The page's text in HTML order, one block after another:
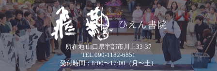
所在地 山口県宇部市川上33-37
TEL.090-1182-6851
受付時間：8:00〜17:00（月〜土）